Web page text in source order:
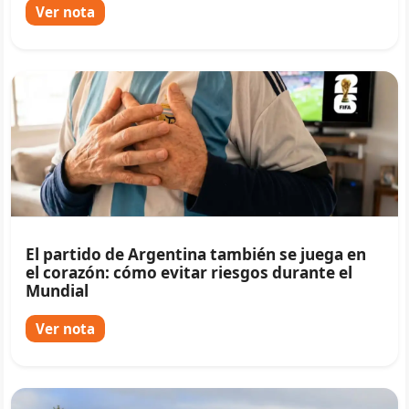
Ver nota
El partido de Argentina también se juega en
el corazón: cómo evitar riesgos durante el
Mundial
Ver nota